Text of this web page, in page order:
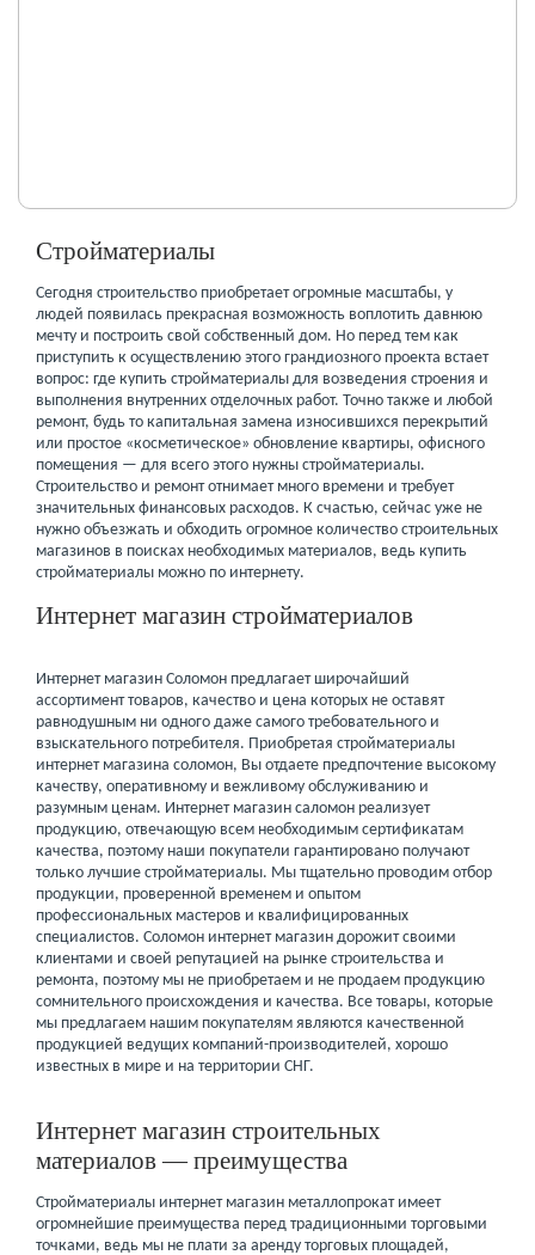
Стройматериалы
Сегодня строительство приобретает огромные масштабы, у
людей появилась прекрасная возможность воплотить давнюю
мечту и построить свой собственный дом. Но перед тем как
приступить к осуществлению этого грандиозного проекта встает
вопрос: где купить стройматериалы для возведения строения и
выполнения внутренних отделочных работ. Точно также и любой
ремонт, будь то капитальная замена износившихся перекрытий
или простое «косметическое» обновление квартиры, офисного
помещения — для всего этого нужны стройматериалы.
Строительство и ремонт отнимает много времени и требует
значительных финансовых расходов. К счастью, сейчас уже не
нужно объезжать и обходить огромное количество строительных
магазинов в поисках необходимых материалов, ведь купить
стройматериалы можно по интернету.
Интернет магазин стройматериалов
Интернет магазин Соломон предлагает широчайший
ассортимент товаров, качество и цена которых не оставят
равнодушным ни одного даже самого требовательного и
взыскательного потребителя. Приобретая стройматериалы
интернет магазина соломон, Вы отдаете предпочтение высокому
качеству, оперативному и вежливому обслуживанию и
разумным ценам. Интернет магазин саломон реализует
продукцию, отвечающую всем необходимым сертификатам
качества, поэтому наши покупатели гарантировано получают
только лучшие стройматериалы. Мы тщательно проводим отбор
продукции, проверенной временем и опытом
профессиональных мастеров и квалифицированных
специалистов. Соломон интернет магазин дорожит своими
клиентами и своей репутацией на рынке строительства и
ремонта, поэтому мы не приобретаем и не продаем продукцию
сомнительного происхождения и качества. Все товары, которые
мы предлагаем нашим покупателям являются качественной
продукцией ведущих компаний-производителей, хорошо
известных в мире и на территории СНГ.
Интернет магазин строительных
материалов — преимущества
Стройматериалы интернет магазин металлопрокат имеет
огромнейшие преимущества перед традиционными торговыми
точками, ведь мы не плати за аренду торговых площадей,